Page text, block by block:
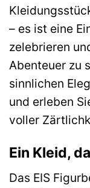
– es ist eine
zelebrieren
Abenteuer zu
sinnlichen
und erleben
voller
Ein Kleid,
Das EIS